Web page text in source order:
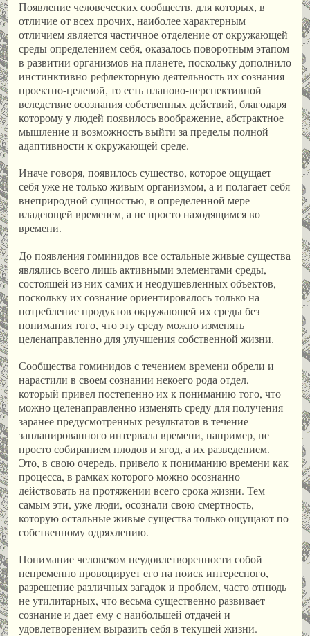
Появление человеческих сообществ, для которых, в
отличие от всех прочих, наиболее характерным
отличием является частичное отделение от окружающей
среды определением себя, оказалось поворотным этапом
в развитии организмов на планете, поскольку дополнило
инстинктивно-рефлекторную деятельность их сознания
проектно-целевой, то есть планово-перспективной
вследствие осознания собственных действий, благодаря
которому у людей появилось воображение, абстрактное
мышление и возможность выйти за пределы полной
адаптивности к окружающей среде.
Иначе говоря, появилось существо, которое ощущает
себя уже не только живым организмом, а и полагает себя
внеприродной сущностью, в определенной мере
владеющей временем, а не просто находящимся во
времени.
До появления гоминидов все остальные живые существа
являлись всего лишь активными элементами среды,
состоящей из них самих и неодушевленных объектов,
поскольку их сознание ориентировалось только на
потребление продуктов окружающей их среды без
понимания того, что эту среду можно изменять
целенаправленно для улучшения собственной жизни.
Сообщества гоминидов с течением времени обрели и
нарастили в своем сознании некоего рода отдел,
который привел постепенно их к пониманию того, что
можно целенаправленно изменять среду для получения
заранее предусмотренных результатов в течение
запланированного интервала времени, например, не
просто собиранием плодов и ягод, а их разведением.
Это, в свою очередь, привело к пониманию времени как
процесса, в рамках которого можно осознанно
действовать на протяжении всего срока жизни. Тем
самым эти, уже люди, осознали свою смертность,
которую остальные живые существа только ощущают по
собственному одряхлению.
Понимание человеком неудовлетворенности собой
непременно провоцирует его на поиск интересного,
разрешение различных загадок и проблем, часто отнюдь
не утилитарных, что весьма существенно развивает
сознание и дает ему с наибольшей отдачей и
удовлетворением выразить себя в текущей жизни.